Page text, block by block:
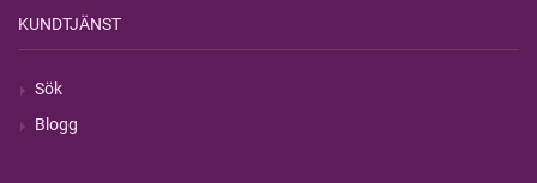
KUNDTJÄNST
Sök
Blogg